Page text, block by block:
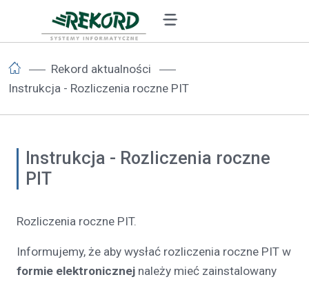
Rekord aktualności
Instrukcja - Rozliczenia roczne PIT
Instrukcja - Rozliczenia roczne
PIT
Rozliczenia roczne PIT.
Informujemy, że aby wysłać rozliczenia roczne PIT w
formie elektronicznej należy mieć zainstalowany